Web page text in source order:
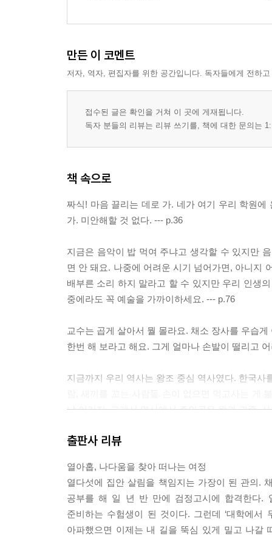
만든 이 코멘트
저자, 역자, 편집자를 위한 공간입니다. 독자들에게 전하
접수된 글은 확인을 거쳐 이 곳에 게재됩니다.
독자 분들의 리뷰는 리뷰 쓰기를, 책에 대한 문의는
책 속으로
짜식! 마음 끌리는 데로 가. 네가 여기 우리 학원
가. 미안해할 것 없다. --- p.36
지금은 음악이 밥 먹여 주냐고 생각할 수 있지만
면 안 돼요. 나중에 어려운 시기 넘어가면, 아니지
배부른 소리 하지 말라고 할 수 있지만 우리 인생
중에라도 꼭 예술을 가까이하세요. --- p.76
교수는 곱게 살아서 뭘 몰라요. 채소 장사를 우습
한번 해 보라고 해요. 그게 얼마나 손발이 떨리고
지금까지 우리 역사는 왕조 중심 역사였다. 한국
냐 이거지. 그래서 역사에서 주인공은 왕과 귀족,
물방울이 바위 뚫듯 평생 꾸준히 멈추지 않고 도
해 하루하루 살다 보면 세상 이치를 깨달아 막힘
해 보고 정 안 맞으면 또 길을 찾지. 까짓것 내가
치면 다 한다. 일단 지금 내가 끌리는 대로 가고 뒤
출판사 리뷰
열아홉, 나다움을 찾아 떠나는 여정
열다섯에 집안 살림을 책임지는 가장이 된 관의.
공부를 해 일 년 반 만에 검정고시에 합격한다.
준비하는 수험생이 된 것이다. 그런데 ‘대학에서
아파했으면 이제는 내 길을 뚝심 있게 밀고 나갈